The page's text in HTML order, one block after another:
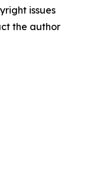
issues
the author